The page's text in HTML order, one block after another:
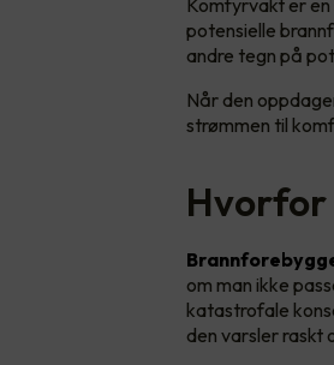
potensielle
andre tegn på
Når den
strømmen til
Hvorfor
om man ikke
katastrofale
den varsler raskt